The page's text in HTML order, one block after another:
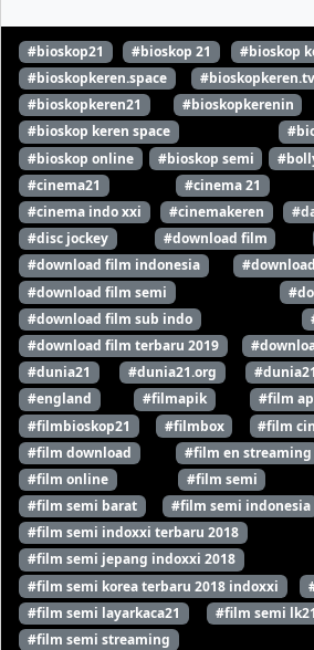
#bioskop21 #bioskop 21 #bioskop
#bioskopkeren.space
#bioskopkeren.tv
#bioskopkeren21
#bioskopkerenin
#bioskop keren space
#bioskop online
#bioskop semi
#cinema21
#cinema 21
#cinema indo xxi
#cinemakeren
#disc jockey
#download film
#download film indonesia
#download film semi
#download film sub indo
#download film terbaru 2019
#dunia21
#dunia21.org
#england
#filmapik #film
#filmbioskop21
#filmbox #film
#film download
#film en streaming
#film online
#film semi
#film semi barat
#film semi indonesia
#film semi indoxxi terbaru 2018
#film semi jepang indoxxi 2018
#film semi korea terbaru 2018 indoxxi
#film semi layarkaca21
#film semi lk21
#film semi streaming